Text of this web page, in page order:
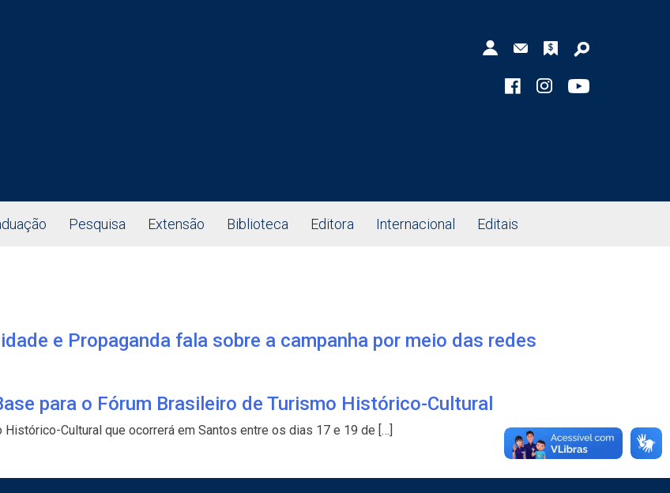
Pesquisa Extensão Biblioteca Editora Internacional Editais
e Propaganda fala sobre a campanha por meio das redes
para o Fórum Brasileiro de Turismo Histórico-Cultural
Cultural que ocorrerá em Santos entre os dias 17 e 19 de […]